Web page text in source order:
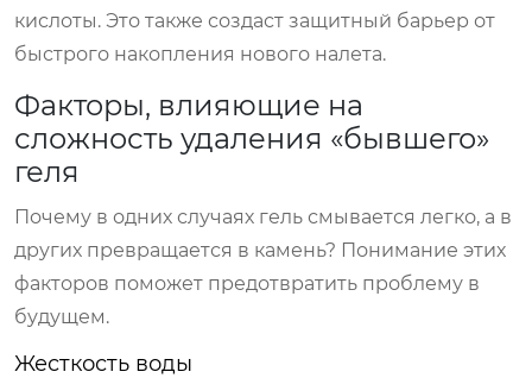
кислоты. Это также создаст защитный барьер от
быстрого накопления нового налета.
Факторы, влияющие на
сложность удаления «бывшего»
геля
Почему в одних случаях гель смывается легко, а в
других превращается в камень? Понимание этих
факторов поможет предотвратить проблему в
будущем.
Жесткость воды